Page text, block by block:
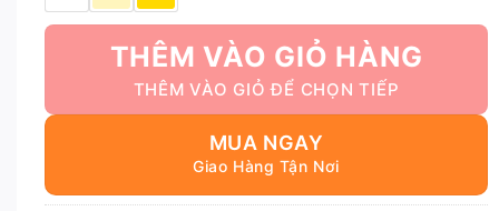
THÊM VÀO GIỎ HÀNG
MUA NGAY